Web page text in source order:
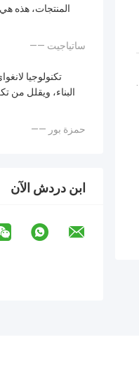
المنتجات، هذه
—— ساتياجيت
تكنولوجيا
البناء، ويقلل من
—— حمزة بور
ابن دردش الآن